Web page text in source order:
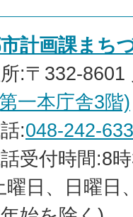
計画課まち
:〒332-8601
一本庁舎3階)
:048-242-
受付時間:8
曜日、日曜日